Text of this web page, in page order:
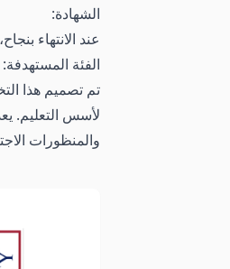
الشهادة:
عند الانتهاء
الفئة المستهدفة:
تم تصميم هذا
لأسس التعليم.
والمنظورات